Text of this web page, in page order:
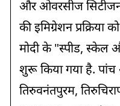
और ओवरसीज सिटीजन
की इमिग्रेशन प्रक्रिया
मोदी के "स्पीड, स्केल
शुरू किया गया है.
तिरुवनंतपुरम,